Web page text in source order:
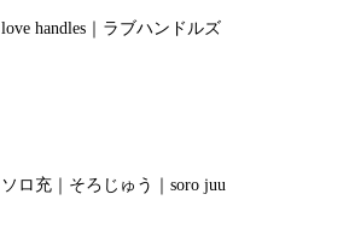
love handles｜ラブハンドルズ
ソロ充｜そろじゅう｜soro juu